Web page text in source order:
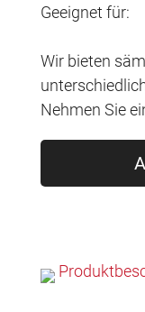
Geeignet für:
Wir bieten
Nehmen Sie